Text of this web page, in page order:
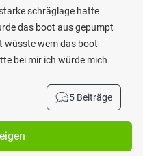
schräglage hatte
das boot aus gepumpt
wüsste wem das boot
bei mir ich würde mich
5 Beiträge